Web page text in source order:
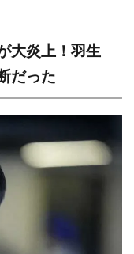
大炎上！羽生
だった